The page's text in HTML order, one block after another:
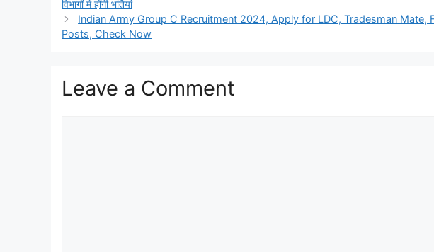
विभागों मे होंगी भर्तियां
Indian Army Group C Recruitment 2024, Apply for LDC, Tradesman Mate,
Posts, Check Now
Leave a Comment